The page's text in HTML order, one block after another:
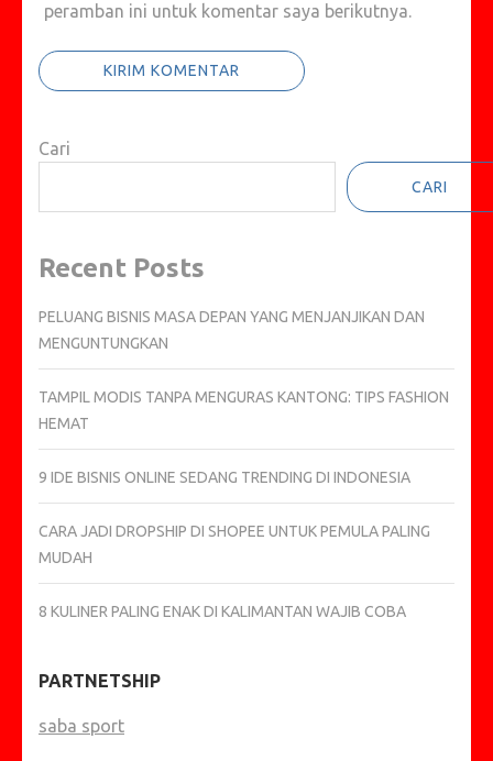
peramban ini untuk komentar saya berikutnya.
Cari
CARI
Recent Posts
PELUANG BISNIS MASA DEPAN YANG MENJANJIKAN DAN
MENGUNTUNGKAN
TAMPIL MODIS TANPA MENGURAS KANTONG: TIPS FASHION
HEMAT
9 IDE BISNIS ONLINE SEDANG TRENDING DI INDONESIA
CARA JADI DROPSHIP DI SHOPEE UNTUK PEMULA PALING
MUDAH
8 KULINER PALING ENAK DI KALIMANTAN WAJIB COBA
PARTNETSHIP
saba sport